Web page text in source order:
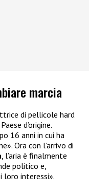
marcia
di pellicole hard
d’origine.
16 anni in cui ha
Ora con l’arrivo di
, l’aria è finalmente
politico e,
loro interessi».